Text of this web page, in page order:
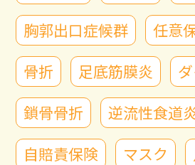
胸郭出口症候群
任意
骨折
足底筋膜炎
鎖骨骨折
逆流性食道
自賠責保険
マスク